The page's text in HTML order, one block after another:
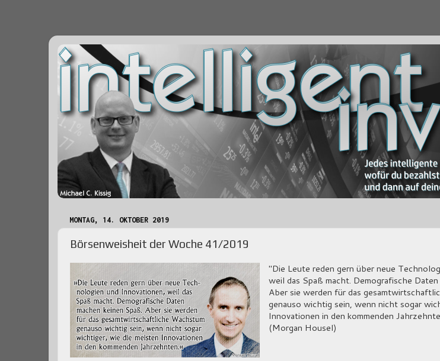
MONTAG, 14. OKTOBER 2019
Börsenweisheit der Woche 41/2019
"Die Leute reden gern über neue
weil das Spaß macht. Demografische
Aber sie werden für das
genauso wichtig sein, wenn nicht sogar
Innovationen in den kommenden
(Morgan Housel)